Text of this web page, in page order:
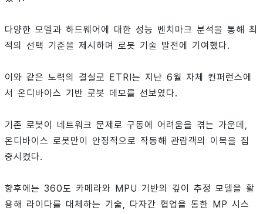
다양한 모델과 하드웨어에 대한 성능 벤치마크 분석을 통해 최
적의 선택 기준을 제시하며 로봇 기술 발전에 기여했다.
이와 같은 노력의 결실로 ETRI는 지난 6월 자체 컨퍼런스에
서 온디바이스 기반 로봇 데모를 선보였다.
기존 로봇이 네트워크 문제로 구동에 어려움을 겪는 가운데,
온디바이스 로봇만이 안정적으로 작동해 관람객의 이목을 집
중시켰다.
향후에는 360도 카메라와 MPU 기반의 깊이 추정 모델을 활
용해 라이다를 대체하는 기술, 다자간 협업을 통한 MP 시스